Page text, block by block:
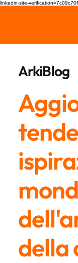
linkedin-site-
ArkiBlog
della